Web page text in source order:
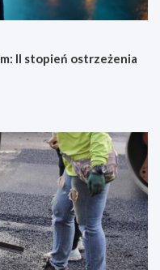
II stopień ostrzeżenia